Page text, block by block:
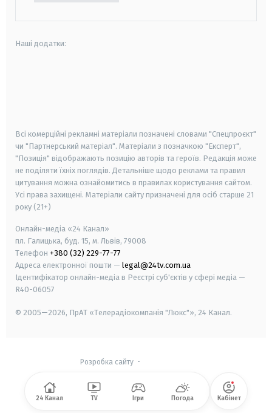
Наші додатки:
Всі комерційні рекламні матеріали позначені словами "Спецпроєкт"
чи "Партнерський матеріал". Матеріали з позначкою "Експерт",
"Позиція" відображають позицію авторів та героїв. Редакція може
не поділяти їхніх поглядів. Детальніше щодо реклами та правил
цитування можна ознайомитись в правилах користування сайтом.
Усі права захищені. Матеріали сайту призначені для осіб старше 21
року (21+)
Онлайн-медіа «24 Канал»
пл. Галицька, буд. 15, м. Львів, 79008
Телефон +380 (32) 229-77-77
Адреса електронної пошти — legal@24tv.com.ua
Ідентифікатор онлайн-медіа в Реєстрі суб'єктів у сфері медіа —
R40-06057
© 2005—2026, ПрАТ «Телерадіокомпанія "Люкс"», 24 Канал.
Розробка сайту-
24 Канал TV Ігри Погода Кабінет